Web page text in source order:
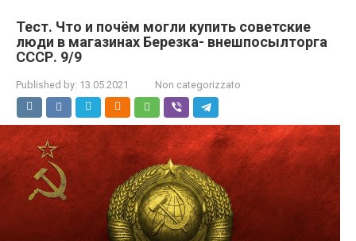
Тест. Что и почём могли купить советские
люди в магазинах Березка- внешпосылторга
СССР. 9/9
Published by: 13.05.2021 Non categorizzato